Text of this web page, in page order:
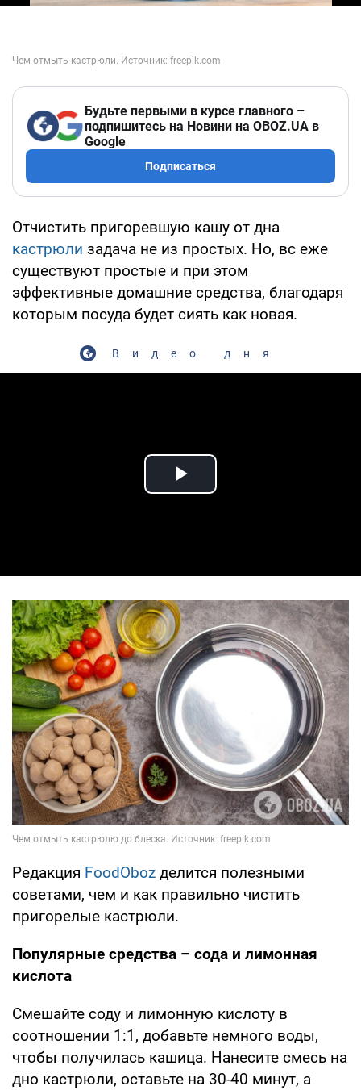
Будьте первыми в курсе главного –
подпишитесь на Новини на OBOZ.UA в
Google
Подписаться
Отчистить пригоревшую кашу от дна
кастрюли задача не из простых. Но, вс еже
существуют простые и при этом
эффективные домашние средства, благодаря
которым посуда будет сиять как новая.
Видео дня
Play Video
Редакция FoodOboz делится полезными
советами, чем и как правильно чистить
пригорелые кастрюли.
Популярные средства – сода и лимонная
кислота
Смешайте соду и лимонную кислоту в
соотношении 1:1, добавьте немного воды,
чтобы получилась кашица. Нанесите смесь на
дно кастрюли, оставьте на 30-40 минут, а